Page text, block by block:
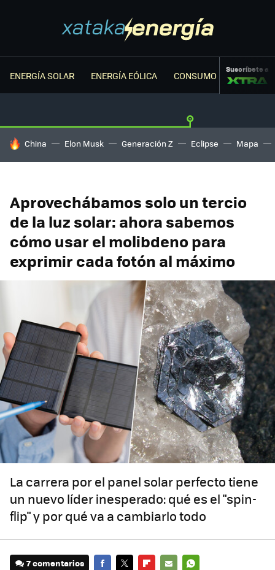
ENERGÍA SOLAR ENERGÍA EÓLICA CONSUMO ENERGÉTICO
Suscríbete a
HOY SE HABLA DE
China Elon Musk Generación Z Eclipse Mapa
Aprovechábamos solo un tercio
de la luz solar: ahora sabemos
cómo usar el molibdeno para
exprimir cada fotón al máximo
La carrera por el panel solar perfecto tiene
un nuevo líder inesperado: qué es el "spin-
flip" y por qué va a cambiarlo todo
7 comentarios